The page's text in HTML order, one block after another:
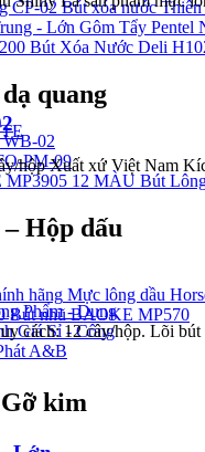
Bút xóa nước
Gôm Tẩy Pentel
Bút Xóa Nước Deli
quang
WB-02
PM-09
Bút
Hộp dấu
Mực lông dầu
Bút nhũ BAOKE MP570
kim
hộp Xuất xứ Việt Nam
cách: 12 cây/hộp. Lõi